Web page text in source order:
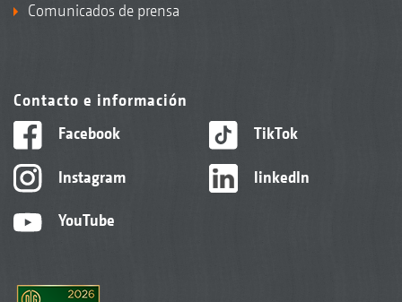
Comunicados de prensa
Contacto e información
Facebook
Instagram
YouTube
TikTok
linkedIn